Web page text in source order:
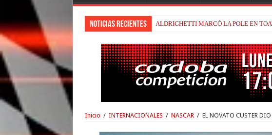
Noticias recientes FENESTRAZ SUFRIÓ EN SUGO Y
Inicio / INTERNACIONALES / NASCAR / EL NOVATO CUSTER DIO